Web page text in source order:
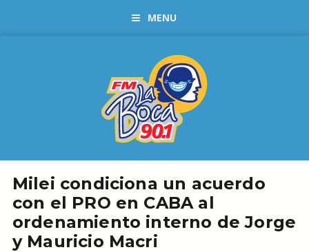
MENU
Milei condiciona un acuerdo
con el PRO en CABA al
ordenamiento interno de Jorge
y Mauricio Macri